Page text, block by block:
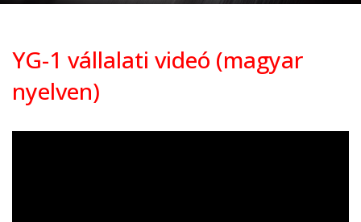
YG-1 vállalati videó (magyar
nyelven)